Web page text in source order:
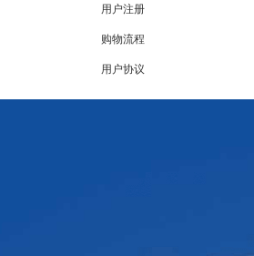
用户注册
购物流程
用户协议